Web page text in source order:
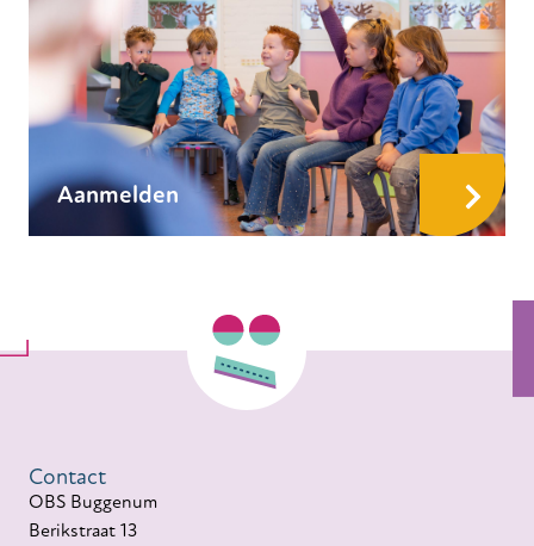
Aanmelden
Contact
OBS Buggenum
Berikstraat 13